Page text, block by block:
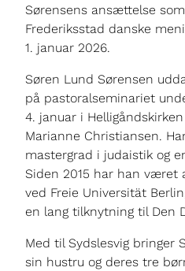
Sørensens ansættelse
Frederiksstad danske
1. januar 2026.
Søren Lund Sørensen
på pastoralseminariet
4. januar i
Marianne Christiansen.
mastergrad i judaistik og
Siden 2015 har han været
ved Freie Universität
en lang tilknytning til Den
Med til Sydslesvig bringer
sin hustru og deres tre